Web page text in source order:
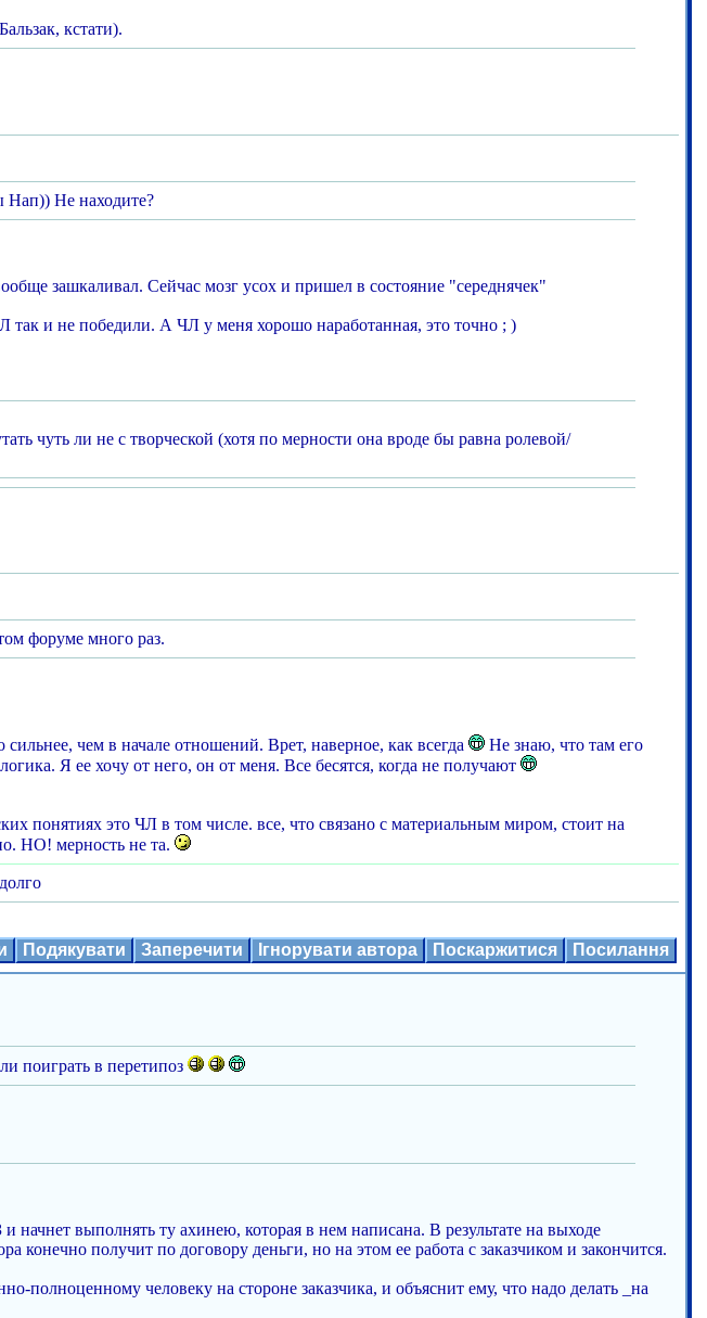
кстати).
Нап)) Не находите?
зашкаливал. Сейчас мозг усох и пришел в состояние "середнячек"
так и не победили. А ЧЛ у меня хорошо наработанная, это точно ; )
чуть ли не с творческой (хотя по мерности она вроде бы равна ролевой/
форуме много раз.
чем в начале отношений. Врет, наверное, как всегда
Не знаю, что там его
Я ее хочу от него, он от меня. Все бесятся, когда не получают
понятиях это ЧЛ в том числе. все, что связано с материальным миром, стоит на
НО! мерность не та.
Подякувати Заперечити Ігнорувати автора Поскаржитися Посилання
поиграть в перетипоз
выполнять ту ахинею, которая в нем написана. В результате на выходе
конечно получит по договору деньги, но на этом ее работа с заказчиком и закончится.
полноценному человеку на стороне заказчика, и объяснит ему, что надо делать _на